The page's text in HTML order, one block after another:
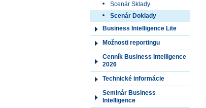
Scenár Sklady
Scenár Doklady
Business Intelligence Lite
Možnosti reportingu
Cenník Business Intelligence
2026
Technické informácie
Seminár Business
Intelligence